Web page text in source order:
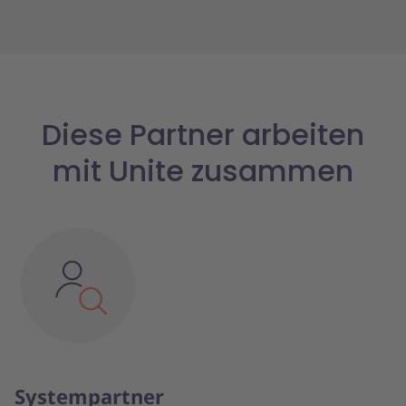
Diese Partner arbeiten
mit Unite zusammen
Systempartner